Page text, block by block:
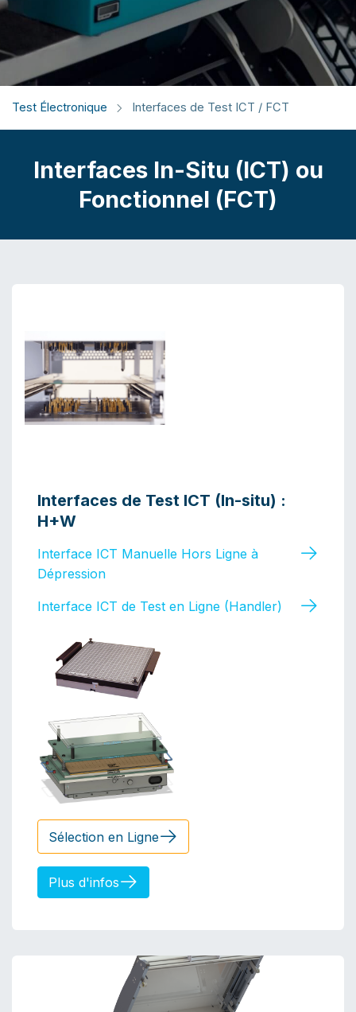
Test Électronique Interfaces de Test ICT / FCT
Interfaces In-Situ (ICT) ou
Fonctionnel (FCT)
Interfaces de Test ICT (In-situ) :
H+W
Interface ICT Manuelle Hors Ligne à
Dépression
Interface ICT de Test en Ligne (Handler)
Sélection en Ligne
Plus d'infos